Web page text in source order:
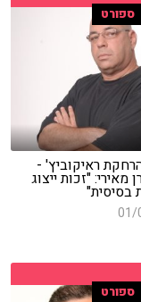
ספורט
ראיקוביץ' -
מאירי: "זכות ייצוג
בסיסית"
01/
ספורט